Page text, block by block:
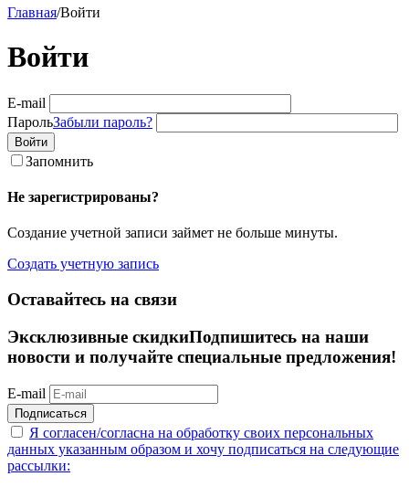
Главная/Войти
Войти
E-mail
ПарольЗабыли пароль?
Войти
Запомнить
Не зарегистрированы?
Создание учетной записи займет не больше минуты.
Создать учетную запись
Оставайтесь на связи
Эксклюзивные скидкиПодпишитесь на наши
новости и получайте специальные предложения!
E-mail
Подписаться
Я согласен/согласна на обработку своих персональных
данных указанным образом и хочу подписаться на следующие
рассылки: